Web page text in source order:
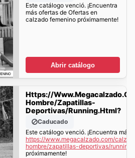
Este catálogo venció. ¡Encuentra
más ofertas de Ofertas en
calzado femenino próximamente!
Abrir catálogo
Https://
Hombre/zapatillas-
Deportivas/running.html?
Caducado
Este catálogo venció. ¡Encuentra más
https://www.megacalzado.com/
hombre/zapatillas-deportivas/
próximamente!